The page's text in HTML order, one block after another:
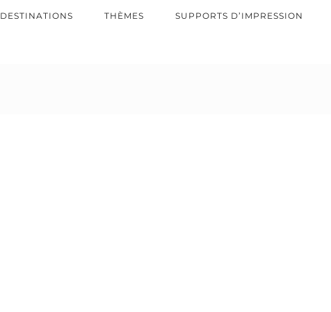
DESTINATIONS THÈMES SUPPORTS D’IMPRESSION